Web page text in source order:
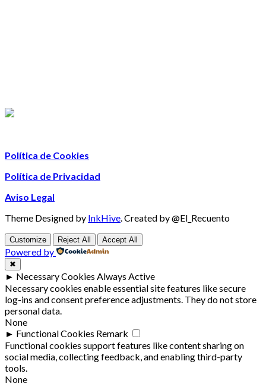
Política de Cookies
Política de Privacidad
Aviso Legal
Theme Designed by InkHive Created by @El_Recuento
Customize Reject All Accept All
Powered by
✖
► Necessary Cookies Always Active
Necessary cookies enable essential site features like secure
log-ins and consent preference adjustments. They do not store
personal data.
None
► Functional Cookies Remark
Functional cookies support features like content sharing on
social media, collecting feedback, and enabling third-party
tools.
None